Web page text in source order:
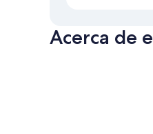
Acerca de